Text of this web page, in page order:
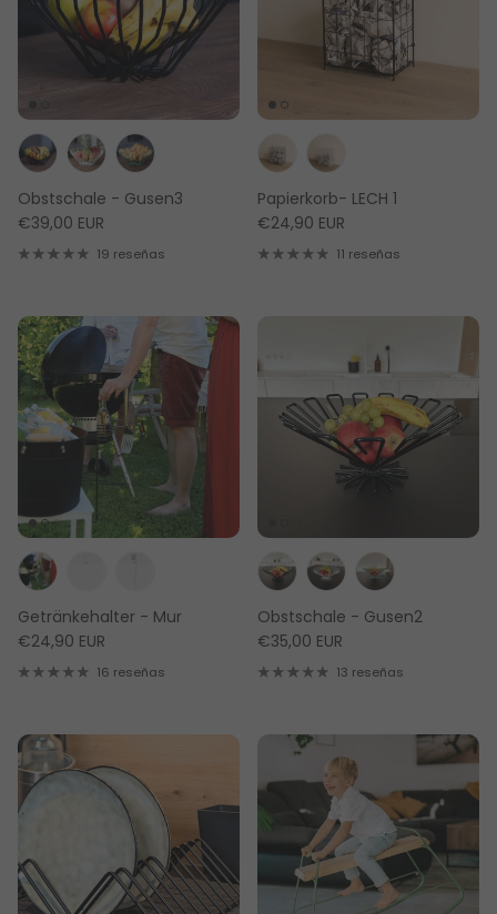
Obstschale - Gusen3
€39,00 EUR
19 reseñas
Papierkorb- LECH 1
€24,90 EUR
11 reseñas
Getränkehalter - Mur
€24,90 EUR
16 reseñas
Obstschale - Gusen2
€35,00 EUR
13 reseñas